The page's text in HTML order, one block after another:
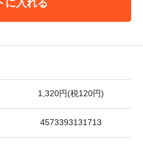
に入れる
1,320円(税120円)
4573393131713